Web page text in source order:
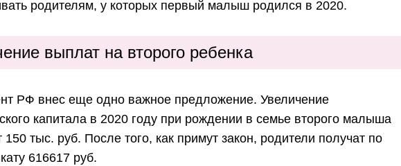
родителям, у которых первый малыш родился в 2020.
выплат на второго ребенка
РФ внес еще одно важное предложение. Увеличение
капитала в 2020 году при рождении в семье второго малыша
150 тыс. руб. После того, как примут закон, родители получат по
616617 руб.